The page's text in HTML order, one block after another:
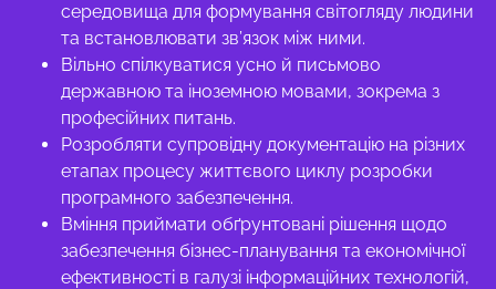
середовища для формування світогляду людини
та встановлювати зв’язок між ними.
Вільно спілкуватися усно й письмово
державною та іноземною мовами, зокрема з
професійних питань.
Розробляти супровідну документацію на різних
етапах процесу життєвого циклу розробки
програмного забезпечення.
Вміння приймати обґрунтовані рішення щодо
забезпечення бізнес-планування та економічної
ефективності в галузі інформаційних технологій,